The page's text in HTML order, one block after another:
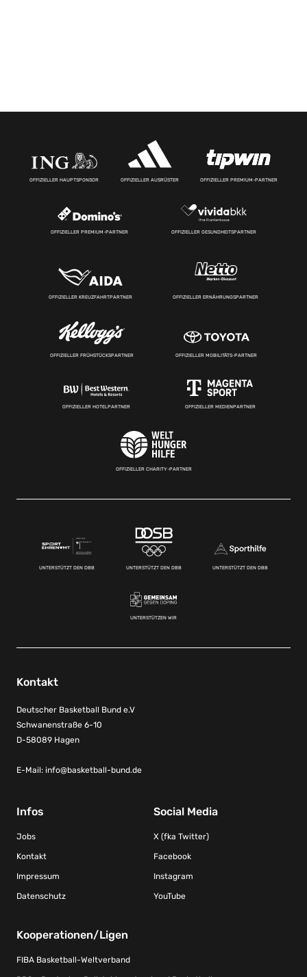
OFFIZIELLER HAUPTSPONSOR OFFIZIELLER AUSRÜSTER OFFIZIELLER PREMIUM-PARTNER
OFFIZIELLER PREMIUM-PARTNER OFFIZIELLER GESUNDHEITSPARTNER
OFFIZIELLER KREUZFAHRTPARTNER OFFIZIELLER ERNÄHRUNGSPARTNER
OFFIZIELLER FRÜHSTÜCKSPARTNER OFFIZIELLER MOBILITÄTS-PARTNER
OFFIZIELLER HOTELPARTNER OFFIZIELLER MEDIENPARTNER
OFFIZIELLER CHARITY-PARTNER
UNTERSTÜTZT DEN DBB UNTERSTÜTZT DEN DBB UNTERSTÜTZT DEN DBB
UNTERSTÜTZEN WIR
Kontakt
Deutscher Basketball Bund e.V
Schwanenstraße 6-10
D-58089 Hagen
E-Mail: info@basketball-bund.de
Infos
Jobs
Kontakt
Impressum
Datenschutz
Social Media
X (fka Twitter)
Facebook
Instagram
YouTube
Kooperationen/Ligen
FIBA Basketball-Weltverband